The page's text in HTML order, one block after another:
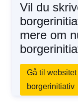
Vil du
mere om
Gå til
borgerinitiativ